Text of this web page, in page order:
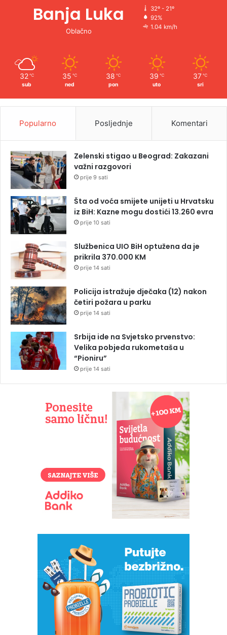
Banja Luka
Oblačno
32º - 21º
92%
1.04 km/h
32 ℃
sub
35 ℃
ned
38 ℃
pon
39 ℃
uto
37 ℃
sri
Popularno Posljednje Komentari
Zelenski stigao u Beograd: Zakazani
važni razgovori
prije 9 sati
Šta od voća smijete unijeti u Hrvatsku
iz BiH: Kazne mogu dostići 13.260 evra
prije 10 sati
Službenica UIO BiH optužena da je
prikrila 370.000 KM
prije 14 sati
Policija istražuje dječaka (12) nakon
četiri požara u parku
prije 14 sati
Srbija ide na Svjetsko prvenstvo:
Velika pobjeda rukometaša u
“Pioniru”
prije 14 sati